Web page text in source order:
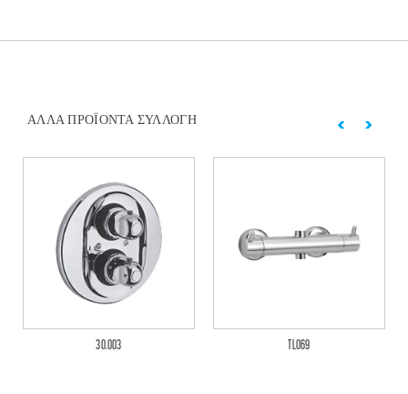
ΆΛΛΑ ΠΡΟΪΌΝΤΑ ΣΥΛΛΟΓΉ
30.003 TL069